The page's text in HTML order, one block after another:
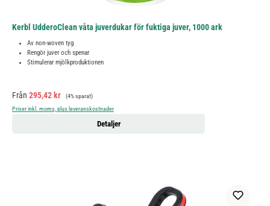
Kerbl UdderoClean våta juverdukar för fuktiga juver, 1000 ark
Av non-woven tyg
Rengör juver och spenar
Stimulerar mjölkproduktionen
Försäljningspris:
Från 295,42 kr Ordinarie pris:
(4% sparat)
Priser inkl. moms, plus leveranskostnader
Detaljer